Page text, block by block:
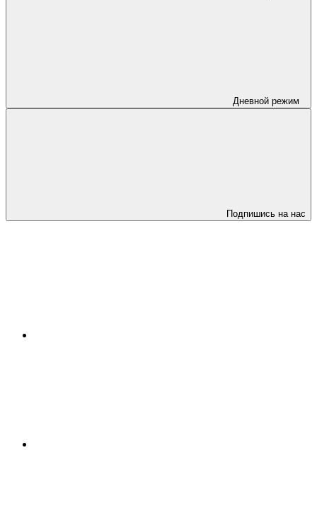
Дневной режим
Подпишись на нас